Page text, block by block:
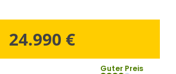
24.990 €
Guter Preis